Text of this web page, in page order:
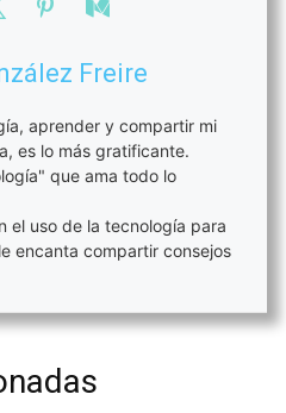
Freire
aprender y compartir mi
es lo más gratificante.
que ama todo lo
el uso de la tecnología para
encanta compartir consejos